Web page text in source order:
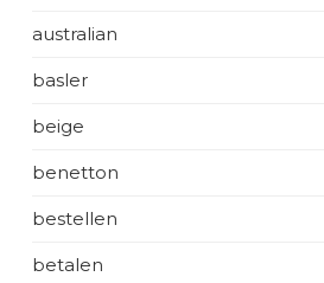
australian
basler
beige
benetton
bestellen
betalen